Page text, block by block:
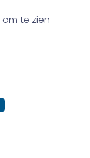
om te zien